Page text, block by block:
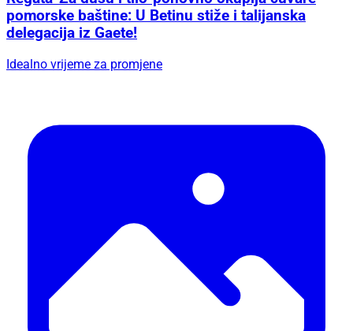
pomorske baštine: U Betinu stiže i talijanska
delegacija iz Gaete!
Idealno vrijeme za promjene